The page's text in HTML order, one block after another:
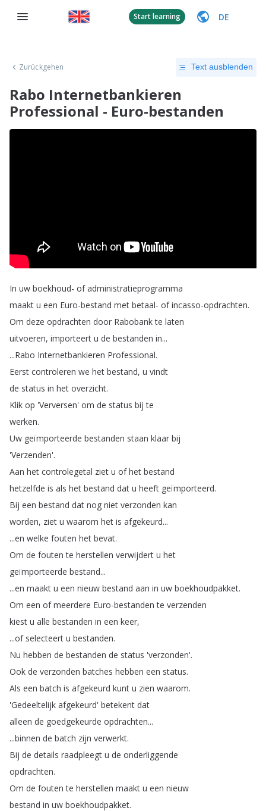
Start learning DE
Zurückgehen Text ausblenden
Rabo Internetbankieren
Professional - Euro-bestanden
In uw boekhoud- of administratieprogramma
maakt u een Euro-bestand met betaal- of incasso-opdrachten.
Om deze opdrachten door Rabobank te laten
uitvoeren, importeert u de bestanden in...
...Rabo Internetbankieren Professional.
Eerst controleren we het bestand, u vindt
de status in het overzicht.
Klik op 'Verversen' om de status bij te
werken.
Uw geïmporteerde bestanden staan klaar bij
'Verzenden'.
Aan het controlegetal ziet u of het bestand
hetzelfde is als het bestand dat u heeft geïmporteerd.
Bij een bestand dat nog niet verzonden kan
worden, ziet u waarom het is afgekeurd...
...en welke fouten het bevat.
Om de fouten te herstellen verwijdert u het
geïmporteerde bestand...
...en maakt u een nieuw bestand aan in uw boekhoudpakket.
Om een of meerdere Euro-bestanden te verzenden
kiest u alle bestanden in een keer,
...of selecteert u bestanden.
Nu hebben de bestanden de status 'verzonden'.
Ook de verzonden batches hebben een status.
Als een batch is afgekeurd kunt u zien waarom.
'Gedeeltelijk afgekeurd' betekent dat
alleen de goedgekeurde opdrachten...
...binnen de batch zijn verwerkt.
Bij de details raadpleegt u de onderliggende
opdrachten.
Om de fouten te herstellen maakt u een nieuw
bestand in uw boekhoudpakket.